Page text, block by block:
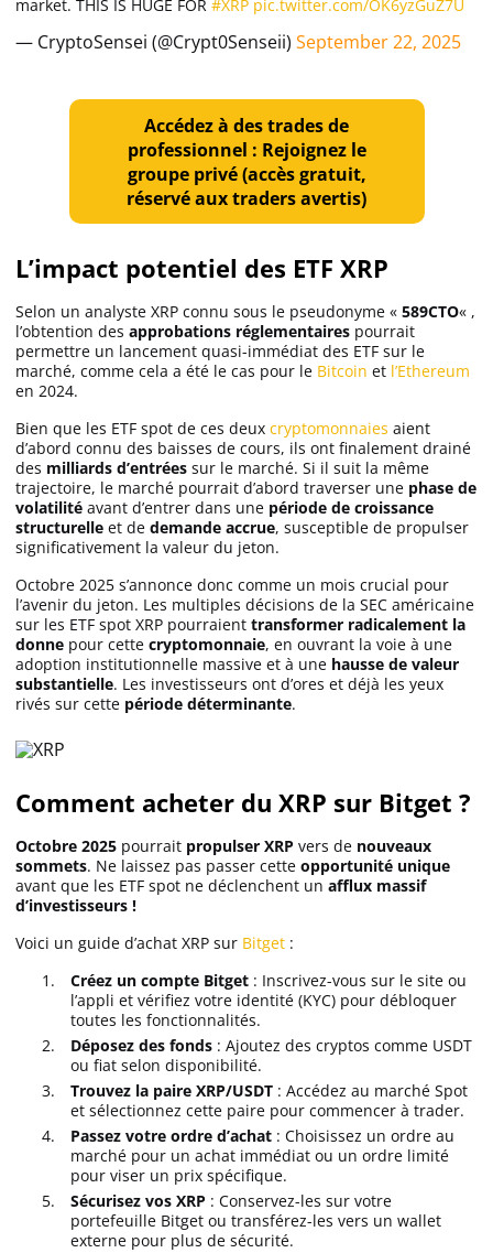
market. THIS IS HUGE FOR #XRP pic.twitter.com/OK6yzGuZ7U
— CryptoSensei (@Crypt0Senseii) September 22, 2025
Accédez à des trades de
professionnel : Rejoignez le
groupe privé (accès gratuit,
réservé aux traders avertis)
L’impact potentiel des ETF XRP
Selon un analyste XRP connu sous le pseudonyme « 589CTO« ,
l’obtention des approbations réglementaires pourrait
permettre un lancement quasi-immédiat des ETF sur le
marché, comme cela a été le cas pour le Bitcoin et l’Ethereum
en 2024.
Bien que les ETF spot de ces deux cryptomonnaies aient
d’abord connu des baisses de cours, ils ont finalement drainé
des milliards d’entrées sur le marché. Si il suit la même
trajectoire, le marché pourrait d’abord traverser une phase de
volatilité avant d’entrer dans une période de croissance
structurelle et de demande accrue, susceptible de propulser
significativement la valeur du jeton.
Octobre 2025 s’annonce donc comme un mois crucial pour
l’avenir du jeton. Les multiples décisions de la SEC américaine
sur les ETF spot XRP pourraient transformer radicalement la
donne pour cette cryptomonnaie, en ouvrant la voie à une
adoption institutionnelle massive et à une hausse de valeur
substantielle. Les investisseurs ont d’ores et déjà les yeux
rivés sur cette période déterminante.
Comment acheter du XRP sur Bitget ?
Octobre 2025 pourrait propulser XRP vers de nouveaux
sommets. Ne laissez pas passer cette opportunité unique
avant que les ETF spot ne déclenchent un afflux massif
d’investisseurs !
Voici un guide d’achat XRP sur Bitget :
Créez un compte Bitget : Inscrivez-vous sur le site ou
l’appli et vérifiez votre identité (KYC) pour débloquer
toutes les fonctionnalités.
Déposez des fonds : Ajoutez des cryptos comme USDT
ou fiat selon disponibilité.
Trouvez la paire XRP/USDT : Accédez au marché Spot
et sélectionnez cette paire pour commencer à trader.
Passez votre ordre d’achat : Choisissez un ordre au
marché pour un achat immédiat ou un ordre limité
pour viser un prix spécifique.
Sécurisez vos XRP : Conservez-les sur votre
portefeuille Bitget ou transférez-les vers un wallet
externe pour plus de sécurité.